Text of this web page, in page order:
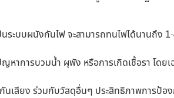
ระบบผนังกันไฟ จะสามารถทนไฟได้นานถึง
าการบวมน้ำ ผุพัง หรือการเกิดเชื้อรา โดยเ
เสียง ร่วมกับวัสดุอื่นๆ ประสิทธิภาพการป้อ